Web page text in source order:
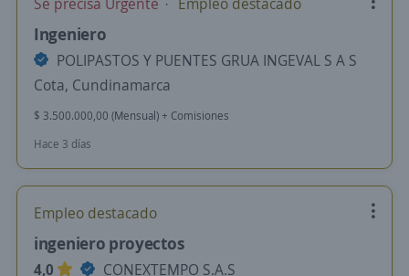
Ingeniero
POLIPASTOS Y PUENTES GRUA INGEVAL S A S
Cota, Cundinamarca
$ 3.500.000,00 (Mensual) + Comisiones
Hace 3 días
Empleo destacado
ingeniero proyectos
4,0
CONEXTEMPO S.A.S